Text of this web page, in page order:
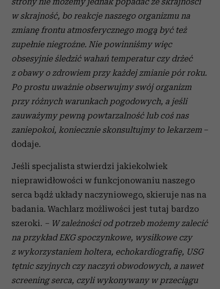
analizować ruch w naszej witrynie. Informacje o tym, jak
korzystasz z naszej witryny, udostępniamy partnerom
społecznościowym, reklamowym i analitycznym.
Partnerzy mogą połączyć te informacje z innymi danymi
otrzymanymi od Ciebie lub uzyskanymi podczas
korzystania z ich usług.
w skrajność, bo reakcje naszego organizmu na
zmianę frontu atmosferycznego mogą być też
zupełnie niegroźne. Nie powinniśmy więc
obsesyjnie śledzić wahań temperatur czy drżeć
z obawy o zdrowiem przy każdej zmianie pór roku.
Po prostu uważnie obserwujmy swój organizm
przy różnych warunkach pogodowych, a jeśli
zauważymy pewną powtarzalność lub coś nas
zaniepokoi, koniecznie skonsultujmy to lekarzem –
dodaje.
Jeśli specjalista stwierdzi jakiekolwiek
nieprawidłowości w funkcjonowaniu naszego
serca bądź układy naczyniowego, skieruje nas na
badania. Wachlarz możliwości jest tutaj bardzo
szeroki. – W zależności od potrzeb możemy zalecić
na przykład EKG spoczynkowe, wysiłkowe czy
z wykorzystaniem holtera, echokardiografię, USG
tętnic szyjnych czy naczyń obwodowych, a nawet
screening serca, czyli wykonywany w przeciągu